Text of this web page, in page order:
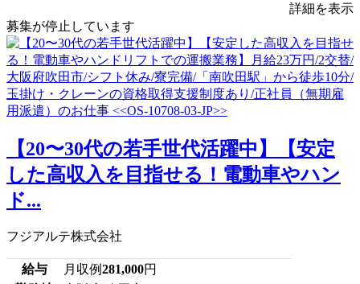
詳細を表示
募集が停止しています
【20〜30代の若手世代活躍中】【安定
した高収入を目指せる！電動車やハン
ド...
フジアルテ株式会社
給与 月収例281,000円